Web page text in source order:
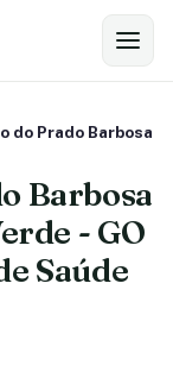
do Prado Barbosa
Barbosa
- GO
Saúde